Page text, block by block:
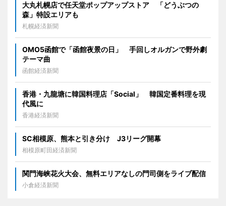
大丸札幌店で任天堂ポップアップストア 「どうぶつの
森」特設エリアも
札幌経済新聞
OMO5函館で「函館夜景の日」 手回しオルガンで野外劇
テーマ曲
函館経済新聞
香港・九龍塘に韓国料理店「Social」 韓国定番料理を現
代風に
香港経済新聞
SC相模原、熊本と引き分け J3リーグ開幕
相模原町田経済新聞
関門海峡花火大会、無料エリアなしの門司側をライブ配信
小倉経済新聞